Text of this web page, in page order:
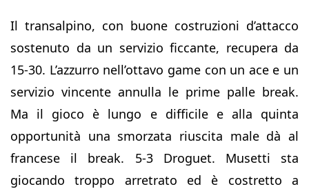
Il transalpino, con buone costruzioni d’attacco
sostenuto da un servizio ficcante, recupera da
15-30. L’azzurro nell’ottavo game con un ace e un
servizio vincente annulla le prime palle break.
Ma il gioco è lungo e difficile e alla quinta
opportunità una smorzata riuscita male dà al
francese il break. 5-3 Droguet. Musetti sta
giocando troppo arretrato ed è costretto a